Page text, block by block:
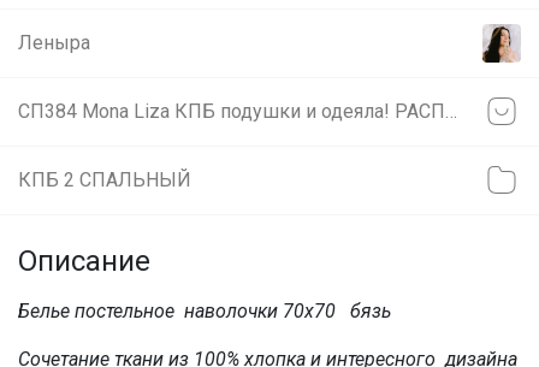
Леныра
КПБ 2 СПАЛЬНЫЙ
Описание
Белье постельное наволочки 70х70 бязь
Сочетание ткани из 100% хлопка и интересного дизайна